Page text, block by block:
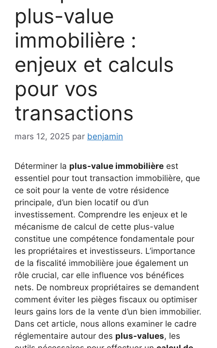
plus-value
immobilière :
enjeux et calculs
pour vos
transactions
mars 12, 2025 par benjamin
Déterminer la plus-value immobilière est
essentiel pour tout transaction immobilière, que
ce soit pour la vente de votre résidence
principale, d’un bien locatif ou d’un
investissement. Comprendre les enjeux et le
mécanisme de calcul de cette plus-value
constitue une compétence fondamentale pour
les propriétaires et investisseurs. L’importance
de la fiscalité immobilière joue également un
rôle crucial, car elle influence vos bénéfices
nets. De nombreux propriétaires se demandent
comment éviter les pièges fiscaux ou optimiser
leurs gains lors de la vente d’un bien immobilier.
Dans cet article, nous allons examiner le cadre
réglementaire autour des plus-values, les